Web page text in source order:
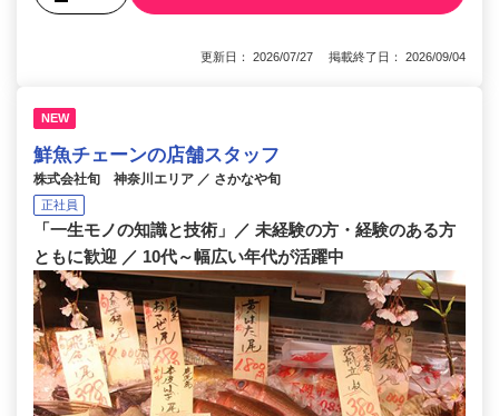
更新日： 2026/07/27 掲載終了日： 2026/09/04
NEW
鮮魚チェーンの店舗スタッフ
株式会社旬 神奈川エリア ／ さかなや旬
正社員
「一生モノの知識と技術」／ 未経験の方・経験のある方
ともに歓迎 ／ 10代～幅広い年代が活躍中